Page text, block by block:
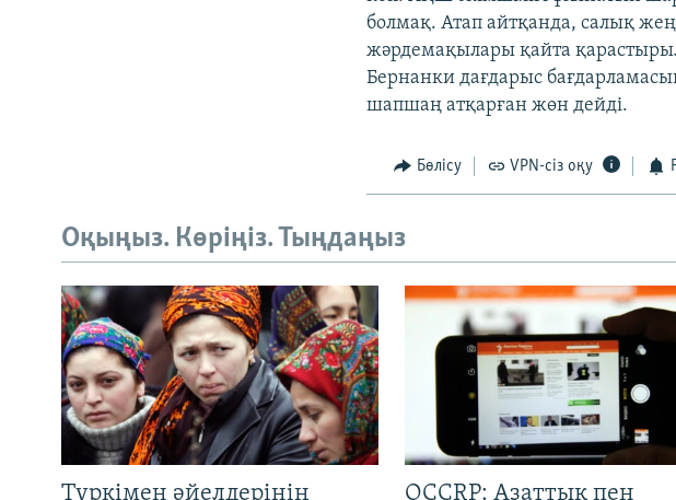
болмақ. Атап айтқанда, салық
жәрдемақылары қайта
Бернанки дағдарыс
шапшаң атқарған жөн дейді.
Бөлісу VPN-сіз оқу
Оқыңыз. Көріңіз. Тыңдаңыз
Түркімен әйелдерінің
OCCRP: Азаттық пен